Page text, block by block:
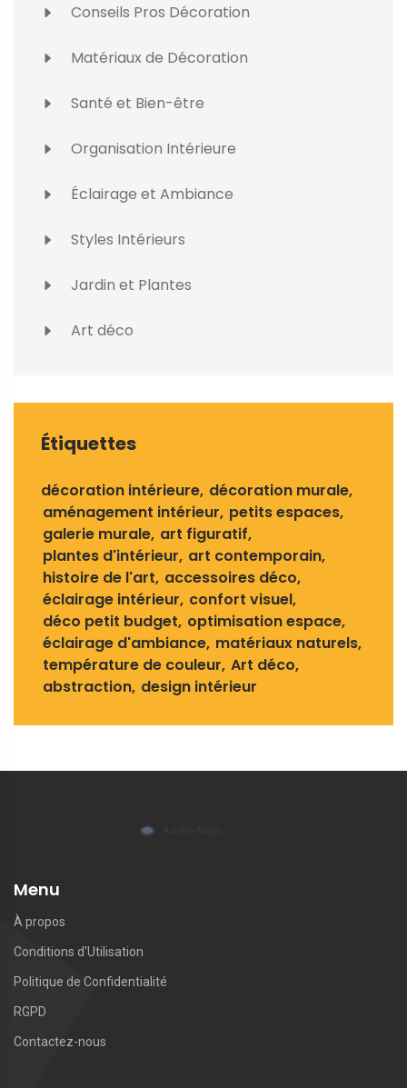
Conseils Pros Décoration
Matériaux de Décoration
Santé et Bien-être
Organisation Intérieure
Éclairage et Ambiance
Styles Intérieurs
Jardin et Plantes
Art déco
Étiquettes
décoration intérieure décoration murale
aménagement intérieur petits espaces
galerie murale art figuratif
plantes d'intérieur art contemporain
histoire de l'art accessoires déco
éclairage intérieur confort visuel
déco petit budget optimisation espace
éclairage d'ambiance matériaux naturels
température de couleur Art déco
abstraction design intérieur
Menu
À propos
Conditions d'Utilisation
Politique de Confidentialité
RGPD
Contactez-nous